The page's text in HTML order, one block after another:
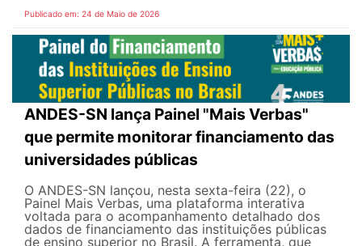
Publicado em: 24 de Maio de 2026
ANDES-SN lança Painel "Mais Verbas"
que permite monitorar financiamento das
universidades públicas
O ANDES-SN lançou, nesta sexta-feira (22), o
Painel Mais Verbas, uma plataforma interativa
voltada para o acompanhamento detalhado dos
dados de financiamento das instituições públicas
de ensino superior no Brasil. A ferramenta, que